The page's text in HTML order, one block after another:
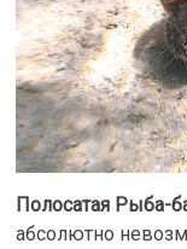
Полосатая Рыба-
абсолютно